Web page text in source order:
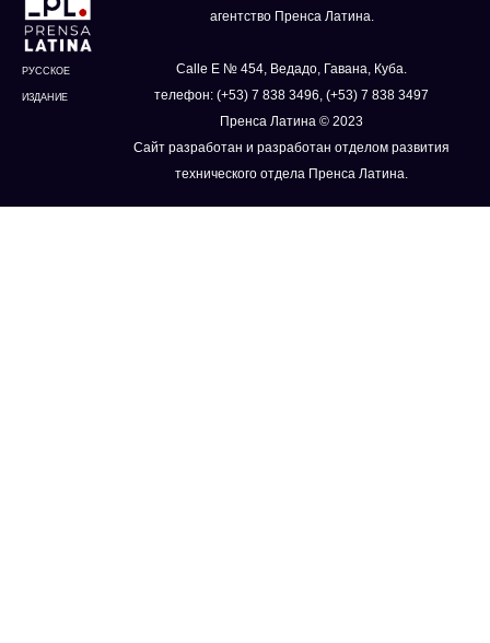
РУССКОЕ
ИЗДАНИЕ
агентство Пренса Латина.
Calle E № 454, Ведадо, Гавана, Куба.
телефон: (+53) 7 838 3496, (+53) 7 838 3497
Пренса Латина © 2023
Сайт разработан и разработан отделом развития
технического отдела Пренса Латина.